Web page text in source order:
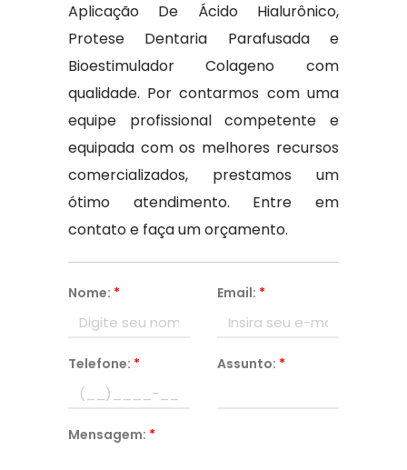
Aplicação De Ácido Hialurônico,
Protese Dentaria Parafusada e
Bioestimulador Colageno com
qualidade. Por contarmos com uma
equipe profissional competente e
equipada com os melhores recursos
comercializados, prestamos um
ótimo atendimento. Entre em
contato e faça um orçamento.
Nome: * Email: *
Telefone: * Assunto: *
Mensagem: *